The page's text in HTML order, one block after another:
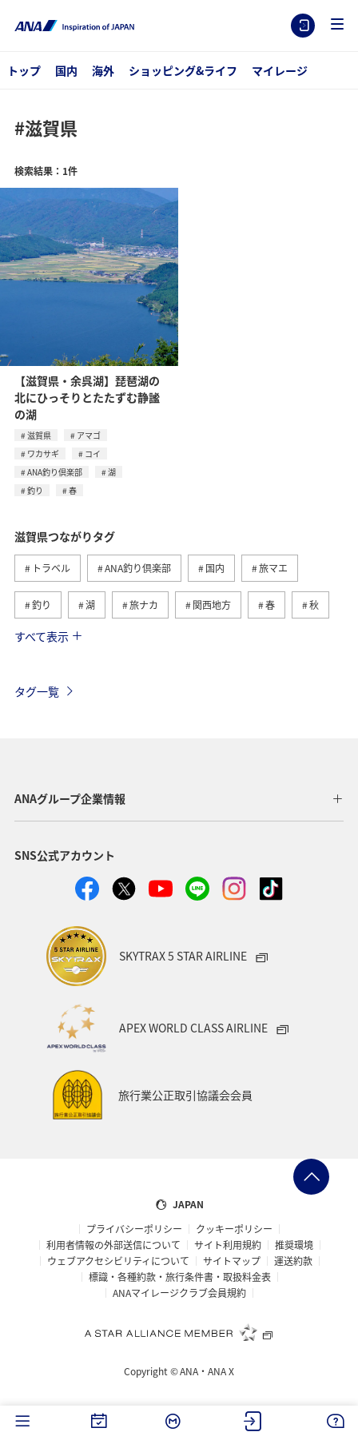
トップ 国内 海外 ショッピング&ライフ マイレージ
#滋賀県
検索結果：1件
【滋賀県・余呉湖】琵琶湖の
北にひっそりとたたずむ静謐
の湖
滋賀県
アマゴ
ワカサギ
コイ
ANA釣り倶楽部
湖
釣り
春
滋賀県つながりタグ
トラベル ANA釣り倶楽部 国内 旅マエ
釣り 湖 旅ナカ 関西地方 春 秋
夏 アユ
すべて表示
タグ一覧
ANAグループ企業情報
SNS公式アカウント
SKYTRAX 5 STAR AIRLINE
APEX WORLD CLASS AIRLINE
旅行業公正取引協議会会員
JAPAN
プライバシーポリシー
クッキーポリシー
利用者情報の外部送信について
サイト利用規約
推奨環境
ウェブアクセシビリティについて
サイトマップ
運送約款
標識・各種約款・旅行条件書・取扱料金表
ANAマイレージクラブ会員規約
Copyright ©ANA・ANA X